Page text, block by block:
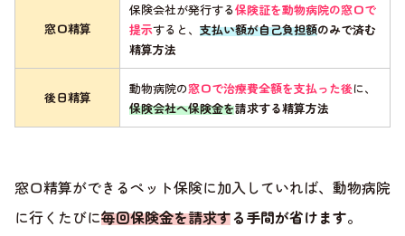
窓口精算
保険会社が発行する保険証を動物病院の窓口で
提示すると、 支払い額が自己負担額のみで済む
精算方法
後日精算
動物病院の窓口で治療費全額を支払った後に、
保険会社へ保険金を請求する精算方法
窓口精算ができるペット保険に加入していれば、動物病院
に行くたびに毎回保険金を請求する手間が省けます。